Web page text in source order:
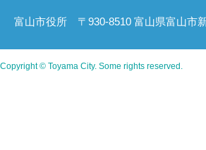
富山市役所 〒930-8510 富山県富山市
Copyright © Toyama City. Some rights reserved.